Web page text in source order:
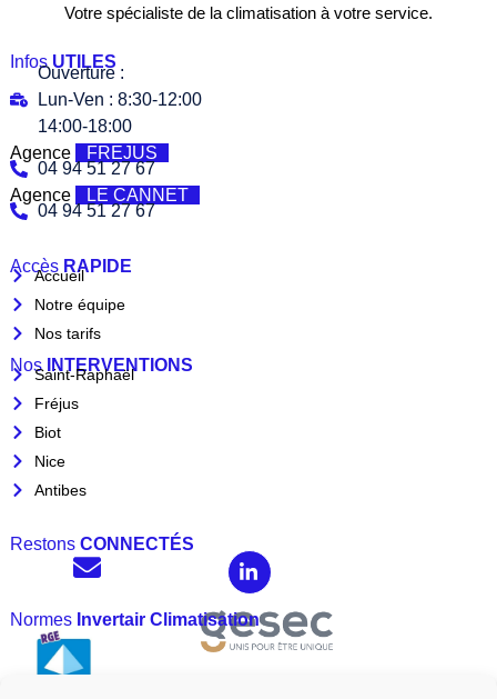
Votre spécialiste de la climatisation à votre service.
Infos UTILES
Ouverture :
Lun-Ven : 8:30-12:00
14:00-18:00
Agence
FREJUS
04 94 51 27 67
Agence
LE CANNET
04 94 51 27 67
Accès RAPIDE
Accueil
Notre équipe
Nos tarifs
Nos INTERVENTIONS
Saint-Raphaël
Fréjus
Biot
Nice
Antibes
Restons CONNECTÉS
Normes Invertair Climatisation